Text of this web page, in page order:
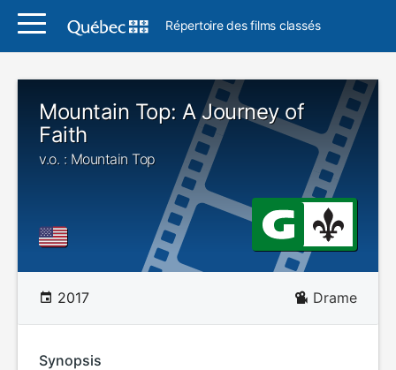
Répertoire des films classés
Mountain Top: A Journey of
Faith
v.o. : Mountain Top
2017 Drame
Synopsis